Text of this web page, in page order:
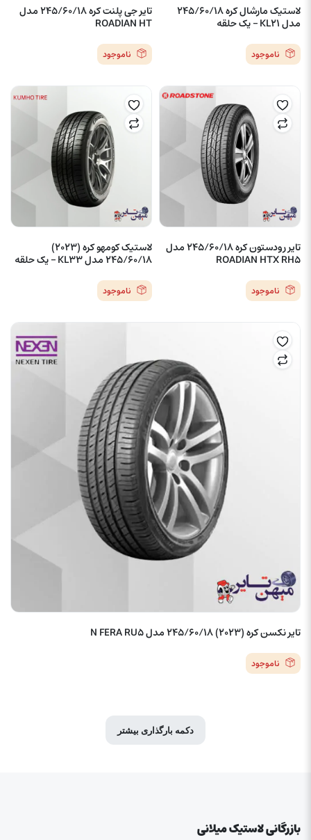
لاستیک مارشال کره 245/60/18
مدل KL21 – یک حلقه
ناموجود
تایر جی پلنت کره 245/60/18 مدل
ROADIAN HT
ناموجود
تایر رودستون کره 245/60/18 مدل
ROADIAN HTX RH5
ناموجود
لاستیک کومهو کره (2023)
245/60/18 مدل KL33 – یک حلقه
ناموجود
تایر نکسن کره (2023) 245/60/18 مدل N FERA RU5
ناموجود
دکمه بارگذاری بیشتر
بازرگانی لاستیک میلانی